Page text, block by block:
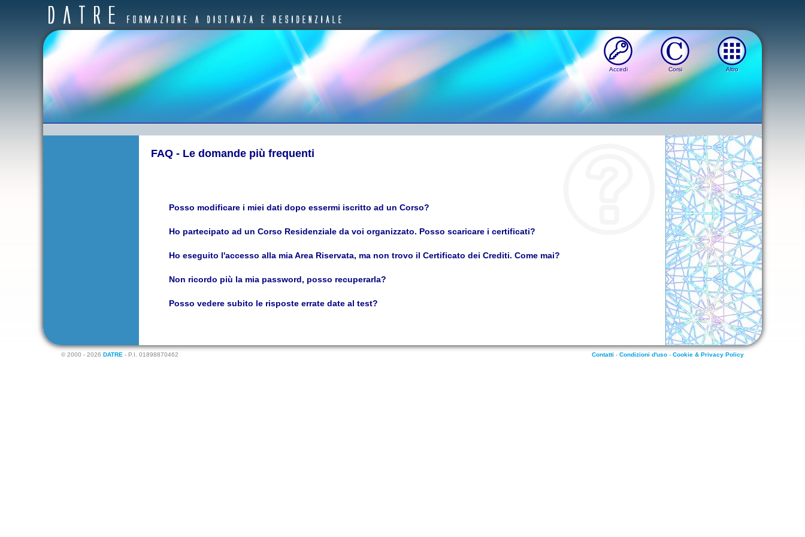
Accedi Corsi Altro
FAQ - Le domande più frequenti
Posso modificare i miei dati dopo essermi iscritto ad un Corso?
Ho partecipato ad un Corso Residenziale da voi organizzato. Posso scaricare i certificati?
Ho eseguito l'accesso alla mia Area Riservata, ma non trovo il Certificato dei Crediti. Come mai?
Non ricordo più la mia password, posso recuperarla?
Posso vedere subito le risposte errate date al test?
© 2000 - 2026 DATRE - P.I. 01898870462 Contatti - Condizioni d'uso - Cookie & Privacy Policy